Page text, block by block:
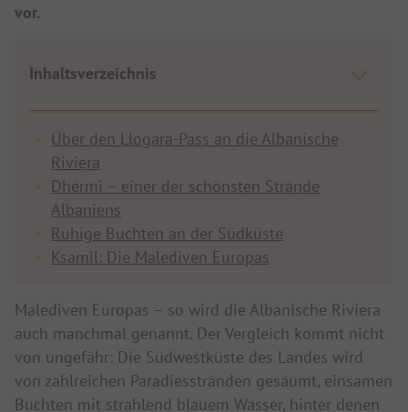
vor.
Inhaltsverzeichnis
Über den Llogara-Pass an die Albanische
Riviera
Dhërmi – einer der schönsten Strände
Albaniens
Ruhige Buchten an der Südküste
Ksamil: Die Malediven Europas
Malediven Europas – so wird die Albanische Riviera
auch manchmal genannt. Der Vergleich kommt nicht
von ungefähr: Die Südwestküste des Landes wird
von zahlreichen Paradiesstränden gesäumt, einsamen
Buchten mit strahlend blauem Wasser, hinter denen